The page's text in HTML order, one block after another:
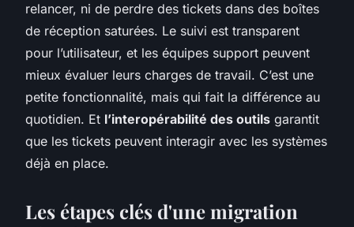
relancer, ni de perdre des tickets dans des boîtes
de réception saturées. Le suivi est transparent
pour l’utilisateur, et les équipes support peuvent
mieux évaluer leurs charges de travail. C’est une
petite fonctionnalité, mais qui fait la différence au
quotidien. Et l’interopérabilité des outils garantit
que les tickets peuvent interagir avec les systèmes
déjà en place.
Les étapes clés d'une migration